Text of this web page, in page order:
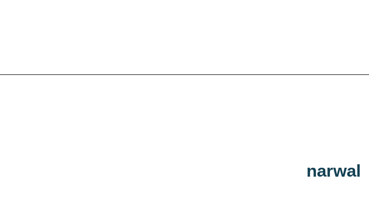
narwal